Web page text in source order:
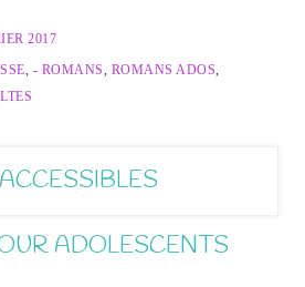
2017
, - ROMANS, ROMANS ADOS,
ADOLESCENTS